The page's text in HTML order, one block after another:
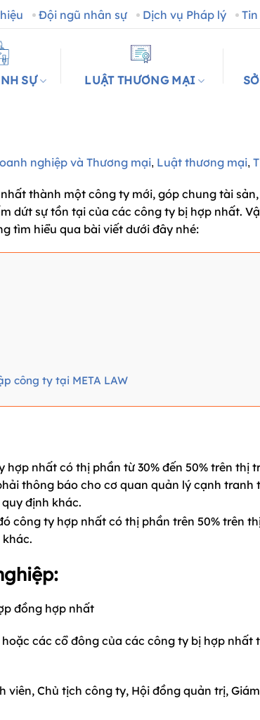
Đội ngũ nhân sự Dịch vụ Pháp lý
SỰ LUẬT THƯƠNG MẠI
nghiệp và Thương mại, Luật thương mại,
thành một công ty mới, góp chung tài
dứt sự tồn tại của các công ty bị hợp nhất.
tìm hiểu qua bài viết dưới đây nhé:
công ty tại META LAW
nhất có thị phần từ 30% đến 50% trên thị
thông báo cho cơ quan quản lý cạnh tranh
định khác.
công ty hợp nhất có thị phần trên 50% trên
đồng hợp nhất
các cổ đông của các công ty bị hợp
Chủ tịch công ty, Hội đồng quản trị,